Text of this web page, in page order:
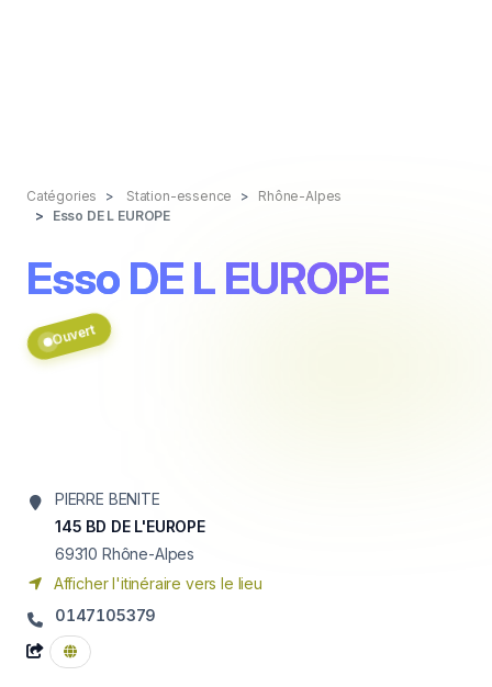
Catégories Station-essence
Rhône-Alpes
Esso DE L EUROPE
Esso DE L EUROPE
Ouvert
PIERRE BENITE
145 BD DE L'EUROPE
69310 Rhône-Alpes
Afficher l'itinéraire vers le lieu
0147105379